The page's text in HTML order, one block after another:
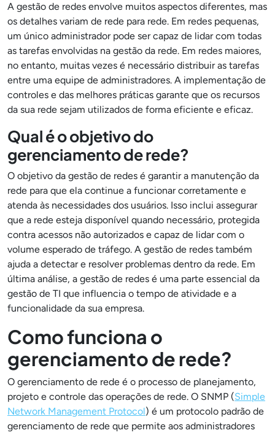
A gestão de redes envolve muitos aspectos diferentes, mas
os detalhes variam de rede para rede. Em redes pequenas,
um único administrador pode ser capaz de lidar com todas
as tarefas envolvidas na gestão da rede. Em redes maiores,
no entanto, muitas vezes é necessário distribuir as tarefas
entre uma equipe de administradores. A implementação de
controles e das melhores práticas garante que os recursos
da sua rede sejam utilizados de forma eficiente e eficaz.
Qual é o objetivo do
gerenciamento de rede?
O objetivo da gestão de redes é garantir a manutenção da
rede para que ela continue a funcionar corretamente e
atenda às necessidades dos usuários. Isso inclui assegurar
que a rede esteja disponível quando necessário, protegida
contra acessos não autorizados e capaz de lidar com o
volume esperado de tráfego. A gestão de redes também
ajuda a detectar e resolver problemas dentro da rede. Em
última análise, a gestão de redes é uma parte essencial da
gestão de TI que influencia o tempo de atividade e a
funcionalidade da sua empresa.
Como funciona o
gerenciamento de rede?
O gerenciamento de rede é o processo de planejamento,
projeto e controle das operações de rede. O SNMP (Simple
Network Management Protocol) é um protocolo padrão de
gerenciamento de rede que permite aos administradores